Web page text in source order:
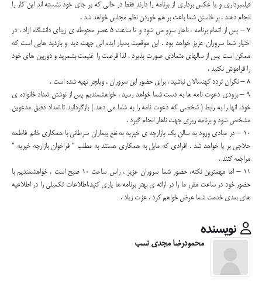
فیلمبرداری و یا عکس برداری از برنامه را دارند فقط در حالی که بر جای خود نشسته اند این کار را
انجام دهند . بر خاستن شما باعث بر هم خوردن نظم مجلس خواهد شد .
7 – پس از اتمام برنامه ، ناهار سرو می شود و تا ساعت 5 عصر محوطه ی زیبای دانشگاه ازاد ، در
اختیار شما سروران عزیز خواهد بود . این موقعیت بسیار ایده الی جهت دید و بازدید هایی است که
ممکن است پس از سالهای متمادی صورت پذیرد . لذا فرصت را غنیمت بشمرید و دوربین های خود
را فراموش نکنید .
8 – نگران تردد کهنسالان نباشید . برای حضور این سروران ، ویلچر تهیه شده است .
9 – بزودی دعوت نامه ها به دست شما خواهد رسید . خواهشمندیم پس از نوشتن تعداد خانواده ی
خود، انها را به رابط ( شخصی که دعوت نامه را به شما می دهد ) بازگردانید تا تعداد دقیق مدعوین
مشخص شود و برنامه ریزی جهت ناهار انجام گیرد .
10 – در مبادی ورود به سالن یک بازارچه ی خیریه به نفع بیماران سرطانی با همکاری خانم فاطمه
حلاجی بر پا خواهد شد . افرادی که مایل به همکاری هستند به مطلب ” فراخوان بازارچه خیریه ”
مراجعه کنند .
11 – اما مهمترین نکته، حضور شما سروران عزیز ، راس ساعت 10 صبح است . خواهشمندیم با
حضور خود در ساعت مقرر ما را در ارائه ی بهتر برنامه ها یاری کنید.اطلاعات تکمیلی را در اطلاعیه
های بعدی خدمت شما عرض خواهم کرد . عزت زیاد .
نویسنده
محمودرضا مجدی نسب